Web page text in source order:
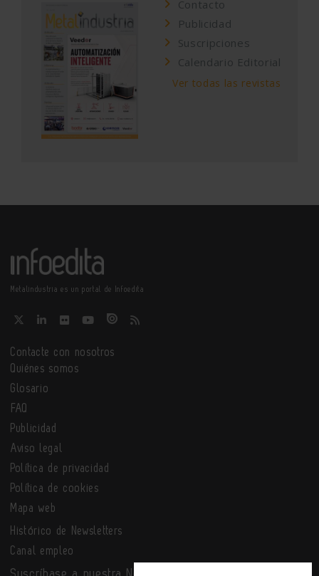
Contacto
Publicidad
Suscripciones
Calendario Editorial
Ver todas las revistas
Metalindustria es un portal de Infoedita
Contacte con nosotros
Quiénes somos
Glosario
FAQ
Publicidad
Aviso legal
Política de privacidad
Política de cookies
Mapa web
Histórico de Newsletters
Canal empleo